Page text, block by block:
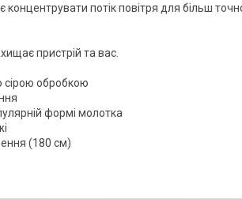
потік повітря для більш
пристрій та вас.
сірою обробкою
формі молотка
(180 см)